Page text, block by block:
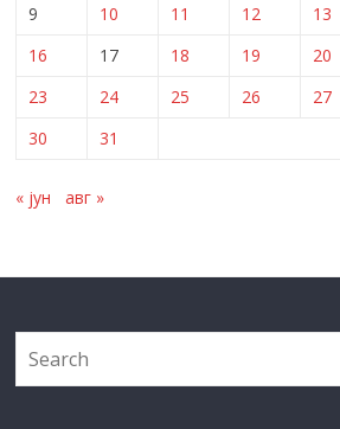
9
10 11 12 13
16
17 18 19 20
23
24 25 26 27
30
31
« јун авг »